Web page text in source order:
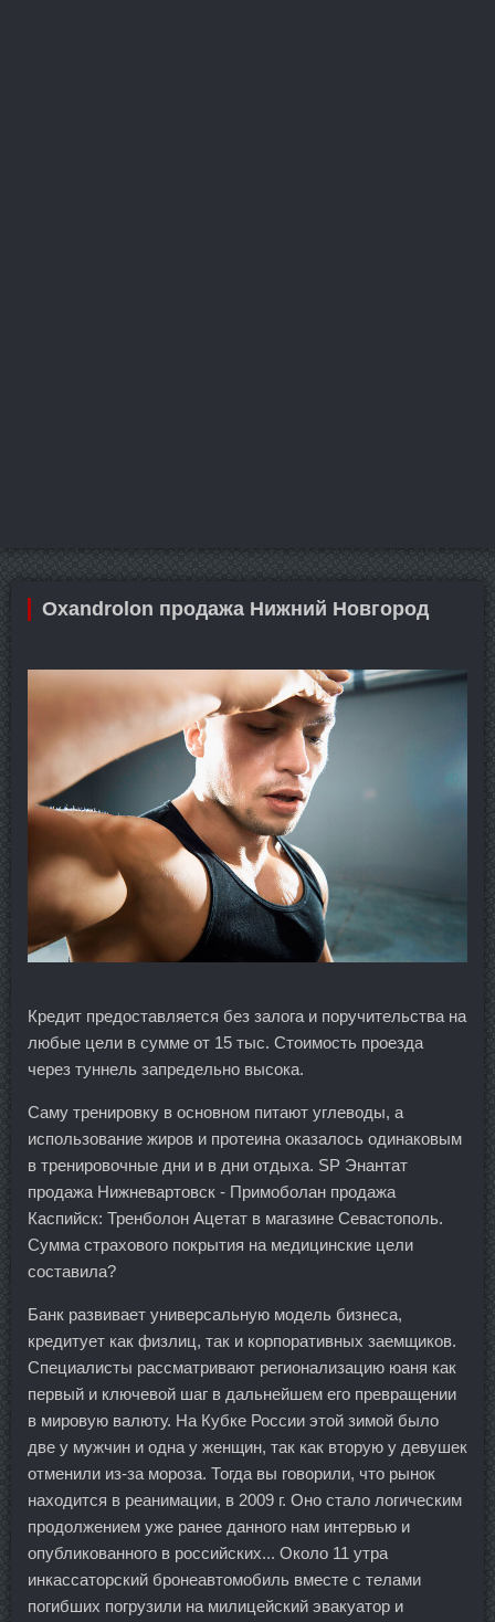
Oxandrolon продажа Нижний Новгород
Кредит предоставляется без залога и поручительства на
любые цели в сумме от 15 тыс. Стоимость проезда
через туннель запредельно высока.
Саму тренировку в основном питают углеводы, а
использование жиров и протеина оказалось одинаковым
в тренировочные дни и в дни отдыха. SP Энантат
продажа Нижневартовск - Примоболан продажа
Каспийск: Тренболон Ацетат в магазине Севастополь.
Сумма страхового покрытия на медицинские цели
составила?
Банк развивает универсальную модель бизнеса,
кредитует как физлиц, так и корпоративных заемщиков.
Специалисты рассматривают регионализацию юаня как
первый и ключевой шаг в дальнейшем его превращении
в мировую валюту. На Кубке России этой зимой было
две у мужчин и одна у женщин, так как вторую у девушек
отменили из-за мороза. Тогда вы говорили, что рынок
находится в реанимации, в 2009 г. Оно стало логическим
продолжением уже ранее данного нам интервью и
опубликованного в российских... Около 11 утра
инкассаторский бронеавтомобиль вместе с телами
погибших погрузили на милицейский эвакуатор и